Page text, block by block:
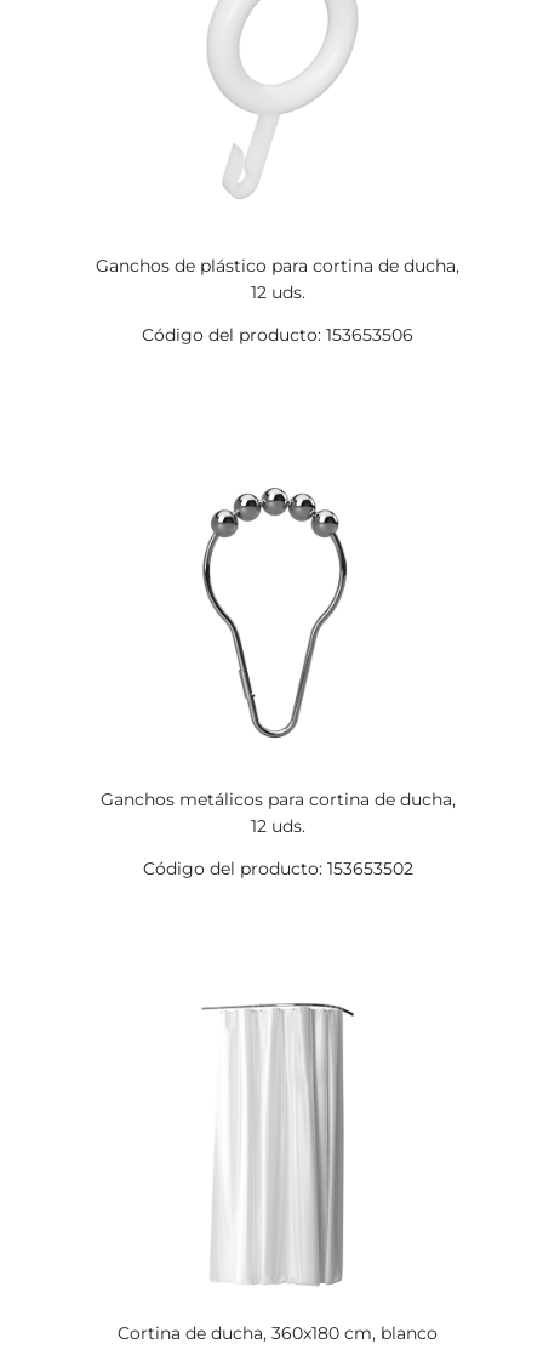
Ganchos de plástico para cortina de ducha,
12 uds.
Código del producto: 153653506
Ganchos metálicos para cortina de ducha,
12 uds.
Código del producto: 153653502
Cortina de ducha, 360x180 cm, blanco